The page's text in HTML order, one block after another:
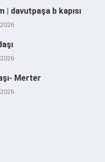
| davutpaşa b kapısı
Merter